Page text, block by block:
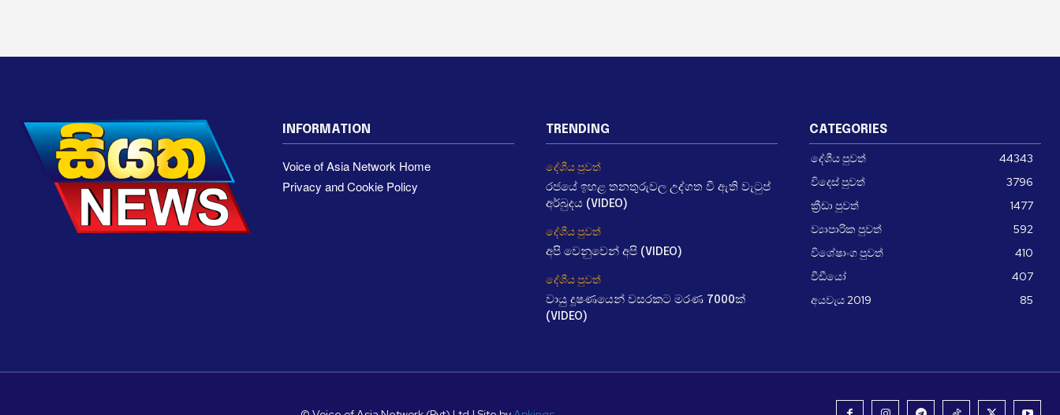
INFORMATION
Voice of Asia Network Home
Privacy and Cookie Policy
TRENDING
දේශීය පුවත්
රජයේ ඉහළ තනතුරුවල උද්ගත වී ඇති වැටුප්
අර්බුදය (VIDEO)
දේශීය පුවත්
අපි වෙනුවෙන් අපි (VIDEO)
දේශීය පුවත්
වායු දූෂණයෙන් වසරකට මරණ 7000ක්
(VIDEO)
CATEGORIES
දේශීය පුවත්
44343
විදෙස් පුවත්
3796
ක්‍රීඩා පුවත්
1477
ව්‍යාපාරික පුවත්
592
විශේෂාංග පුවත්
410
වීඩීයෝ
407
අයවැය 2019
85